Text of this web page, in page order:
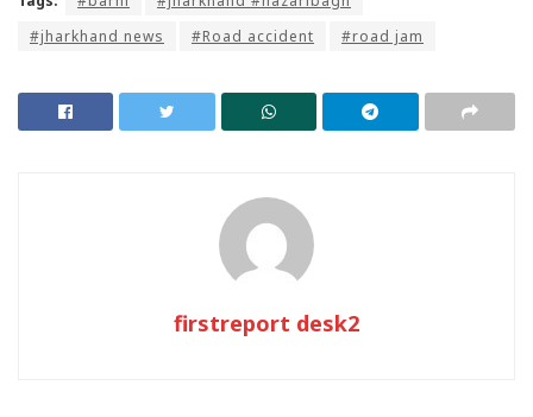
#jharkhand news
#Road accident #road jam
firstreport desk2